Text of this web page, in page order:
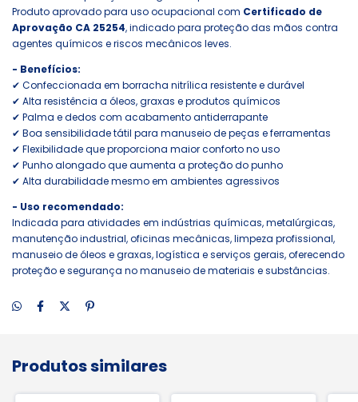
Produto aprovado para uso ocupacional com Certificado de
Aprovação CA 25254, indicado para proteção das mãos contra
agentes químicos e riscos mecânicos leves.
- Benefícios:
✔ Confeccionada em borracha nitrílica resistente e durável
✔ Alta resistência a óleos, graxas e produtos químicos
✔ Palma e dedos com acabamento antiderrapante
✔ Boa sensibilidade tátil para manuseio de peças e ferramentas
✔ Flexibilidade que proporciona maior conforto no uso
✔ Punho alongado que aumenta a proteção do punho
✔ Alta durabilidade mesmo em ambientes agressivos
- Uso recomendado:
Indicada para atividades em indústrias químicas, metalúrgicas,
manutenção industrial, oficinas mecânicas, limpeza profissional,
manuseio de óleos e graxas, logística e serviços gerais, oferecendo
proteção e segurança no manuseio de materiais e substâncias.
Produtos similares